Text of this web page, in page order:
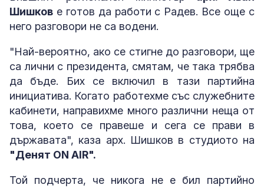
Шишков е готов да работи с Радев. Все още с
него разговори не са водени.
"Най-вероятно, ако се стигне до разговори, ще
са лични с президента, смятам, че така трябва
да бъде. Бих се включил в тази партийна
инициатива. Когато работехме със служебните
кабинети, направихме много различни неща от
това, което се правеше и сега се прави в
държавата", каза арх. Шишков в студиото на
"Денят ON AIR".
Той подчерта, че никога не е бил партийно